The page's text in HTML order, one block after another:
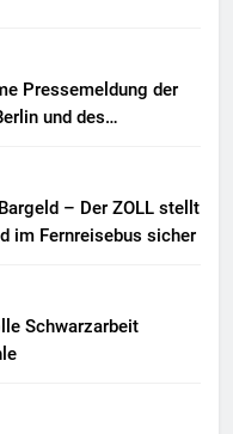
Pressemeldung der
und des
– Der ZOLL stellt
im Fernreisebus sicher
Schwarzarbeit